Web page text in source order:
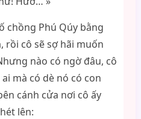
chồng Phú Qúy bằng
rồi cô sẽ sợ hãi muốn
nào có ngờ đâu, cô
mà có dè nó có con
cánh cửa nơi cô ấy
lên: